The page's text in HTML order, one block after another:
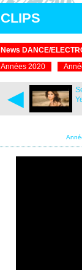
CLIPS
News DANCE/
Années 2020
◄